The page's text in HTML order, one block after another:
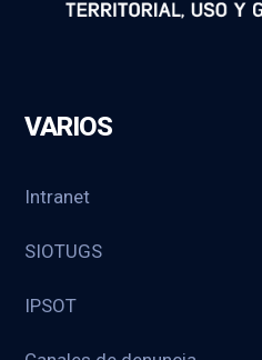
VARIOS
Intranet
SIOTUGS
IPSOT